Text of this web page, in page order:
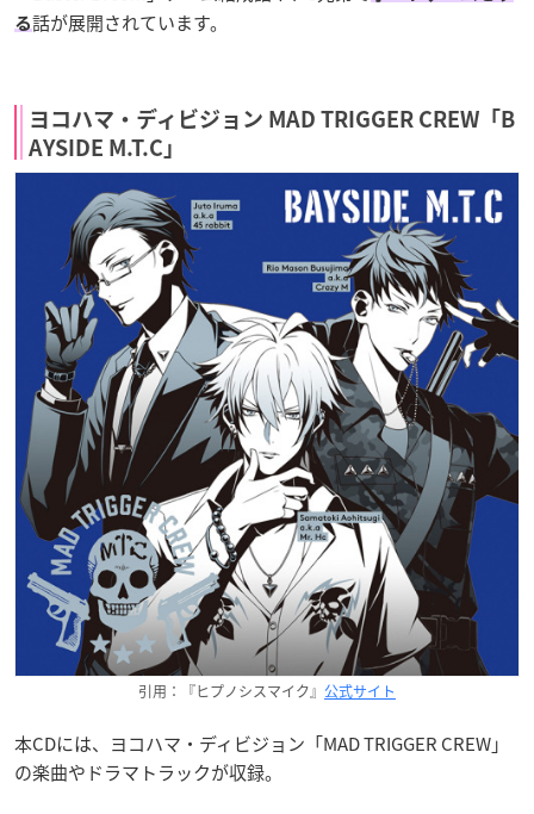
る話が展開されています。
ヨコハマ・ディビジョン MAD TRIGGER CREW「B
AYSIDE M.T.C」
引用：『ヒプノシスマイク』 公式サイト
本CDには、ヨコハマ・ディビジョン「MAD TRIGGER CREW」
の楽曲やドラマトラックが収録。